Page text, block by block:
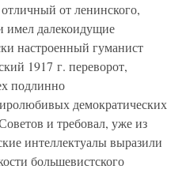
от ленинского,
имел далекоидущие
настроенный гуманист
1917 г. переворот,
подлинно
демократических
и требовал, уже из
интеллектуалы выразили
большевистского